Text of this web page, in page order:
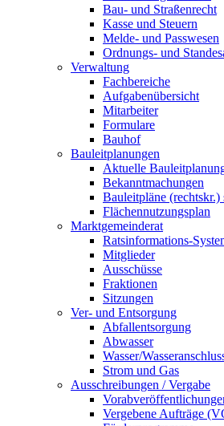
Bau- und Straßenrecht
Kasse und Steuern
Melde- und Passwesen
Ordnungs- und
Verwaltung
Fachbereiche
Aufgabenübersicht
Mitarbeiter
Formulare
Bauhof
Bauleitplanungen
Aktuelle
Bekanntmachungen
Bauleitpläne (rechtskr.)
Flächennutzungsplan
Marktgemeinderat
Ratsinformations-
Mitglieder
Ausschüsse
Fraktionen
Sitzungen
Ver- und Entsorgung
Abfallentsorgung
Abwasser
Wasser/
Strom und Gas
Ausschreibungen / Vergabe
Vergebene Aufträge